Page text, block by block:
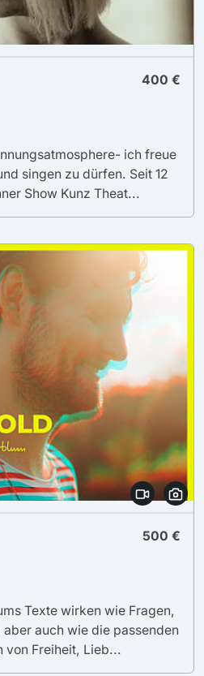
400 €
ich freue
singen zu dürfen. Seit 12
Show Kunz Theat...
500 €
Texte wirken wie Fragen,
auch wie die passenden
von Freiheit, Lieb...